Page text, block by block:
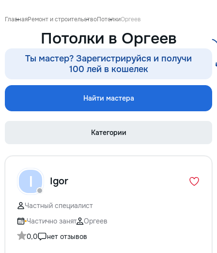
Garanție 1–2 ani
contract, fixăm
termenele
garanție reală
reducere Oferim
materialele de
finisaj prin
foto și video
lucrărilor.
fotografiem și
ГлавнаяРемонт и строительствоПотолкиОргеев
Потолки в Оргеев
Ты мастер? Зарегистрируйся и получи
100 лей в кошелек
Найти мастера
Категории
I Igor
Частный специалист
Частично занят
Оргеев
0,0
нет отзывов